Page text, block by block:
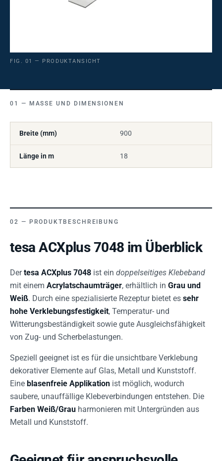
FIG. 01 — PRODUKTANSICHT
MASSE UND DIMENSIONEN
Breite (mm) 900
Länge in m 18
PRODUKTBESCHREIBUNG
tesa ACXplus 7048 im Überblick
Dertesa ACXplus 7048 ist ein doppelseitiges Klebeband
mit einem Acrylatschaumträger, erhältlich in Grau und
Weiß. Durch eine spezialisierte Rezeptur bietet es sehr
hohe Verklebungsfestigkeit, Temperatur- und
Witterungsbeständigkeit sowie gute Ausgleichsfähigkeit
von Zug- und Scherbelastungen.
Speziell geeignet ist es für die unsichtbare Verklebung
dekorativer Elemente auf Glas, Metall und Kunststoff.
Eine blasenfreie Applikation ist möglich, wodurch
saubere, unauffällige Klebeverbindungen entstehen. Die
Farben Weiß/Grau harmonieren mit Untergründen aus
Metall und Kunststoff.